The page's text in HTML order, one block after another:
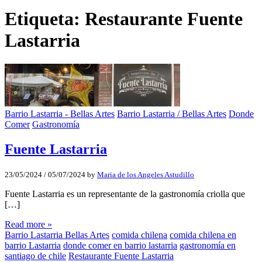
Etiqueta: Restaurante Fuente
Lastarria
Barrio Lastarria - Bellas Artes Barrio Lastarria / Bellas Artes Donde
Comer Gastronomía
Fuente Lastarria
23/05/2024 / 05/07/2024 by Maria de los Angeles Astudillo
Fuente Lastarria es un representante de la gastronomía criolla que
[…]
Read more »
Barrio Lastarria Bellas Artes comida chilena comida chilena en
barrio Lastarria donde comer en barrio lastarria gastronomía en
santiago de chile Restaurante Fuente Lastarria